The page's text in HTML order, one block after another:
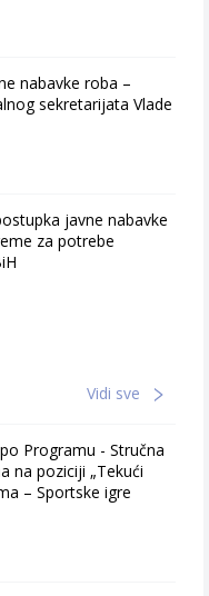
nabavke roba –
sekretarijata Vlade
javne nabavke
za potrebe
Vidi sve
Programu - Stručna
na poziciji „Tekući
– Sportske igre